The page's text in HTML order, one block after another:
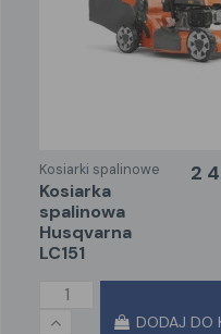
Kosiarki spalinowe
kosiarka
spalinowa
Husqvarna
LC151
2
DODAJ DO